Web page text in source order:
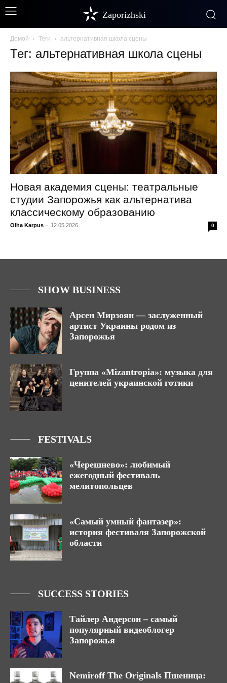
Zaporizhski
Домой Теги альтернативная школа сцены
Тег: альтернативная школа сцены
Новая академия сцены: театральные
студии Запорожья как альтернатива
классическому образованию
Olha Karpus - 12.05.2026 0
SHOW BUSINESS
Арсен Мирзоян — заслуженный
артист Украины родом из
Запорожья
Группа «Mizantropia»: музыка для
ценителей украинской готики
FESTIVALS
«Черешнево»: любимый
ежегодный фестиваль
мелитопольцев
«Самый умный фантазер»:
история фестиваля Запорожской
области
SUCCESS STORIES
Тайлер Андерсон – самый
популярный видеоблогер
Запорожья
Nemiroff The Originals Пшеница: